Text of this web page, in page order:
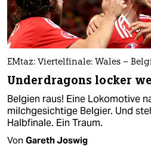
EMtaz: Viertelfinale: Wales –
Underdragons locker
Belgien raus! Eine Lokomotive
milchgesichtige Belgier. Und
Halbfinale. Ein Traum.
Von Gareth Joswig